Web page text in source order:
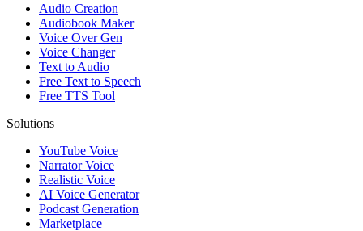
Audio Creation
Audiobook Maker
Voice Over Gen
Voice Changer
Text to Audio
Free Text to Speech
Free TTS Tool
Solutions
YouTube Voice
Narrator Voice
Realistic Voice
AI Voice Generator
Podcast Generation
Marketplace